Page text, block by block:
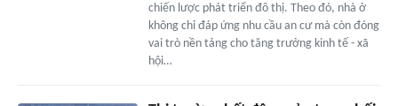
chiến lược phát triển đô thị. Theo đó, nhà ở
không chỉ đáp ứng nhu cầu an cư mà còn đóng
vai trò nền tảng cho tăng trưởng kinh tế - xã
hội…